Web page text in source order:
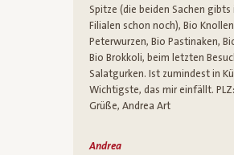
Spitze (die beiden Sachen gibts
Filialen schon noch), Bio
Peterwurzen, Bio Pastinaken,
Bio Brokkoli, beim letzten
Salatgurken. Ist zumindest in
Wichtigste, das mir einfällt.
Grüße, Andrea Art
Andrea